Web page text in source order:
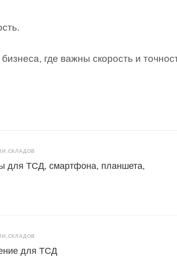
где важны скорость и
для ТСД, смартфона, планшета,
для ТСД